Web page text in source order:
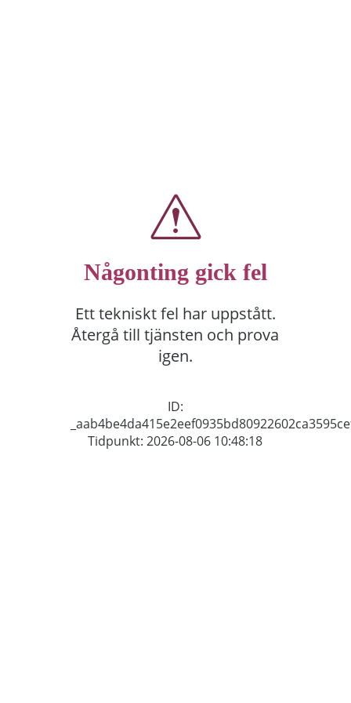
Någonting gick fel
Ett tekniskt fel har uppstått.
Återgå till tjänsten och prova
igen.
ID:
Tidpunkt: 2026-08-06 10:48:18